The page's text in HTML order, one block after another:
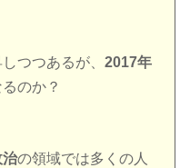
つつあるが、2017年
のか？
治の領域では多くの人